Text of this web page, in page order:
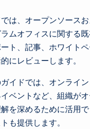
は、オープンソース
ムオフィスに関する
ト、記事、ホワイト
にレビューします。
イドでは、オンライ
ベントなど、組織が
を深めるために活用
も提供します。